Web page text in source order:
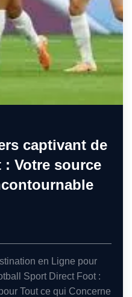
captivant de
Votre source
en Ligne pour
Sport Direct Foot :
Tout ce qui Concerne